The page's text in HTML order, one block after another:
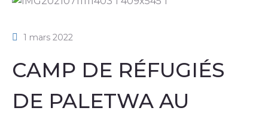
1 mars 2022
CAMP DE RÉFUGIÉS
DE PALETWA AU